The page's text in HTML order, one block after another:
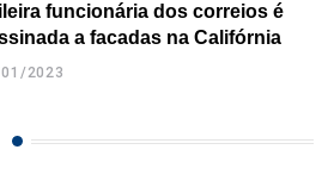
funcionária dos correios é
a facadas na Califórnia
2023